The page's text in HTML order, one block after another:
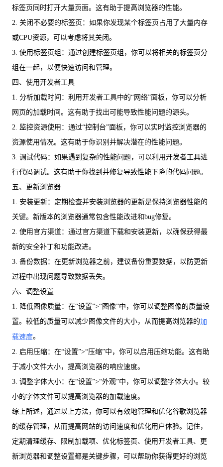
标签页同时打开大量页面。这有助于提高浏览器的性能。
2. 关闭不必要的标签页：如果你发现某个标签页占用了大量内存
或CPU资源，可以考虑将其关闭。
3. 使用标签页组：通过创建标签页组，你可以将相关的标签页分
组在一起，以便快速访问和管理。
四、使用开发者工具
1. 分析加载时间：利用开发者工具中的“网络”面板，你可以分析
网页的加载时间。这有助于找出可能导致性能问题的源头。
2. 监控资源使用：通过“控制台”面板，你可以实时监控浏览器的
资源使用情况。这有助于你识别并解决潜在的性能问题。
3. 调试代码：如果遇到复杂的性能问题，可以利用开发者工具进
行代码调试。这有助于你找到并修复导致性能下降的代码问题。
五、更新浏览器
1. 安装更新：定期检查并安装浏览器的更新是保持浏览器性能的
关键。新版本的浏览器通常包含性能改进和bug修复。
2. 使用官方渠道：通过官方渠道下载和安装更新，以确保获得最
新的安全补丁和功能改进。
3. 备份数据：在更新浏览器之前，建议备份重要数据，以防更新
过程中出现问题导致数据丢失。
六、调整设置
1. 降低图像质量：在“设置”>“图像”中，你可以调整图像的质量设
置。较低的质量可以减少图像文件的大小，从而提高浏览器的加
载速度。
2. 启用压缩：在“设置”>“压缩”中，你可以启用压缩功能。这有助
于减小文件大小，提高浏览器的响应速度。
3. 调整字体大小：在“设置”>“外观”中，你可以调整字体大小。较
小的字体文件可以提高浏览器的加载速度。
综上所述，通过以上方法，你可以有效地管理和优化谷歌浏览器
的缓存管理，从而提高网站的访问速度和优化用户体验。记住，
定期清理缓存、限制加载项、优化标签页、使用开发者工具、更
新浏览器和调整设置都是关键步骤，可以帮助你获得更好的浏览